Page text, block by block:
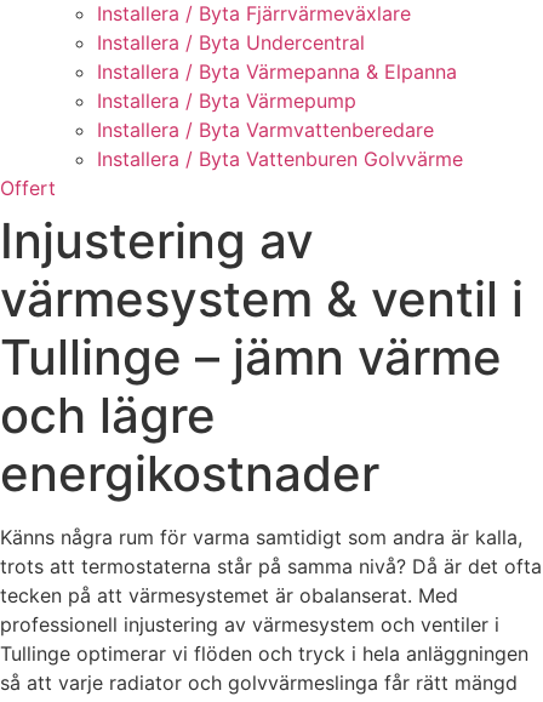
Installera / Byta Fjärrvärmeväxlare
Installera / Byta Undercentral
Installera / Byta Värmepanna & Elpanna
Installera / Byta Värmepump
Installera / Byta Varmvattenberedare
Installera / Byta Vattenburen Golvvärme
Offert
Injustering av
värmesystem & ventil i
Tullinge – jämn värme
och lägre
energikostnader
Känns några rum för varma samtidigt som andra är kalla,
trots att termostaterna står på samma nivå? Då är det ofta
tecken på att värmesystemet är obalanserat. Med
professionell injustering av värmesystem och ventiler i
Tullinge optimerar vi flöden och tryck i hela anläggningen
så att varje radiator och golvvärmeslinga får rätt mängd